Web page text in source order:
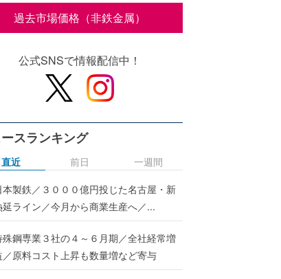
過去市場価格（非鉄金属）
公式SNSで情報配信中！
スランキング
直近
本製鉄／３０００億円投じた名古屋・新
延ライン／今月から商業生産へ／...
殊鋼専業３社の４～６月期／全社経常増
／原料コスト上昇も数量増など寄与
前日 一週間